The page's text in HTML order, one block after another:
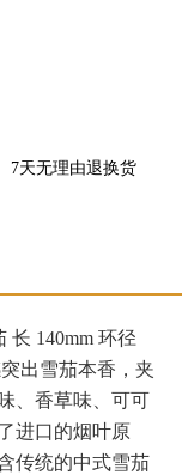
7天无理由退换货
长 140mm 环径
出雪茄本香，夹
、香草味、可可
进口的烟叶原
传统的中式雪茄